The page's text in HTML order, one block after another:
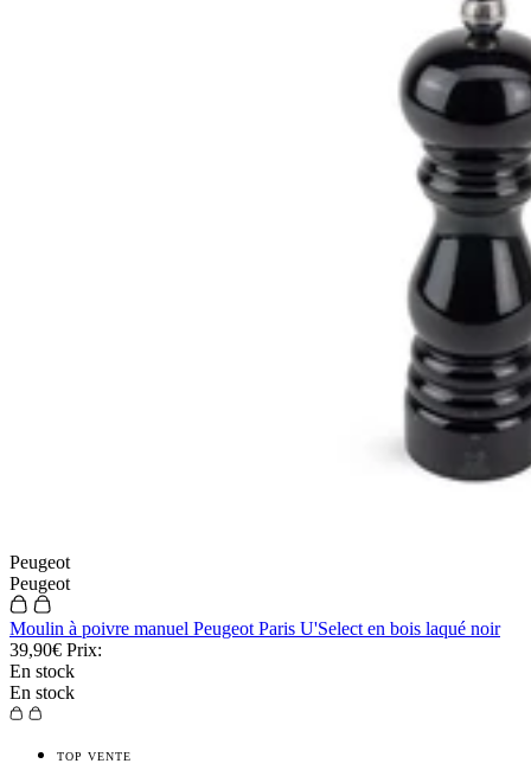
Peugeot
Peugeot
Moulin à poivre manuel Peugeot Paris U'Select en bois laqué noir
39,90€ Prix:
En stock
En stock
TOP VENTE